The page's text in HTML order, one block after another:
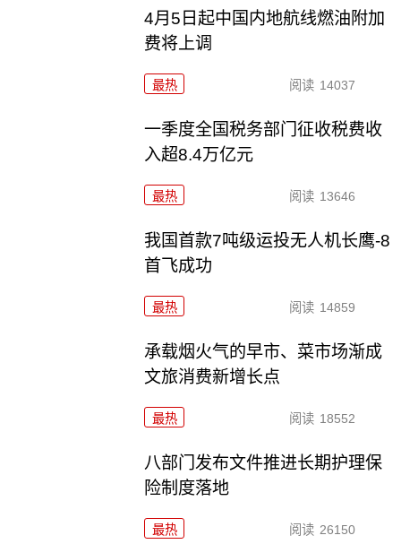
4月5日起中国内地航线燃油附加
费将上调
最热 阅读 14037
一季度全国税务部门征收税费收
入超8.4万亿元
最热 阅读 13646
我国首款7吨级运投无人机长鹰-8
首飞成功
最热 阅读 14859
承载烟火气的早市、菜市场渐成
文旅消费新增长点
最热 阅读 18552
八部门发布文件推进长期护理保
险制度落地
最热 阅读 26150